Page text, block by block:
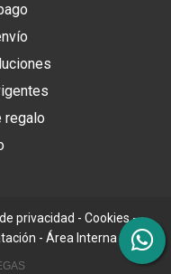
regalo
privacidad - Cookies-
- Área Interna